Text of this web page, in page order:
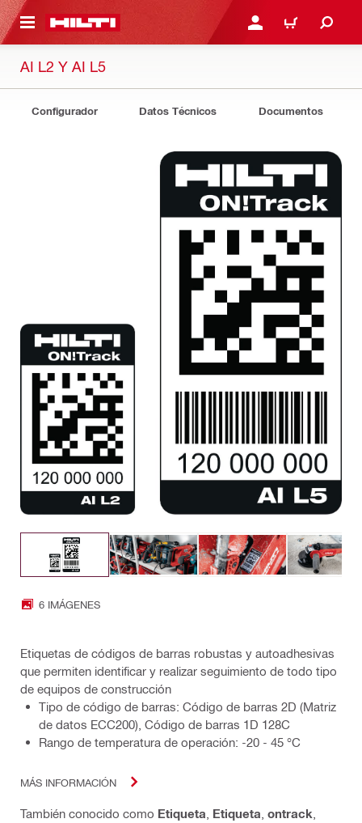
PRINCIPAL INICIE SESIÓN O
CARRITO
AI L2 Y AI L5
Configurador Datos Técnicos Documentos
6 IMÁGENES
Etiquetas de códigos de barras robustas y autoadhesivas
que permiten identificar y realizar seguimiento de todo tipo
de equipos de construcción
Tipo de código de barras: Código de barras 2D (Matriz
de datos ECC200), Código de barras 1D 128C
Rango de temperatura de operación: -20 - 45 °C
MÁS INFORMACIÓN
También conocido como Etiqueta Etiqueta ontrack